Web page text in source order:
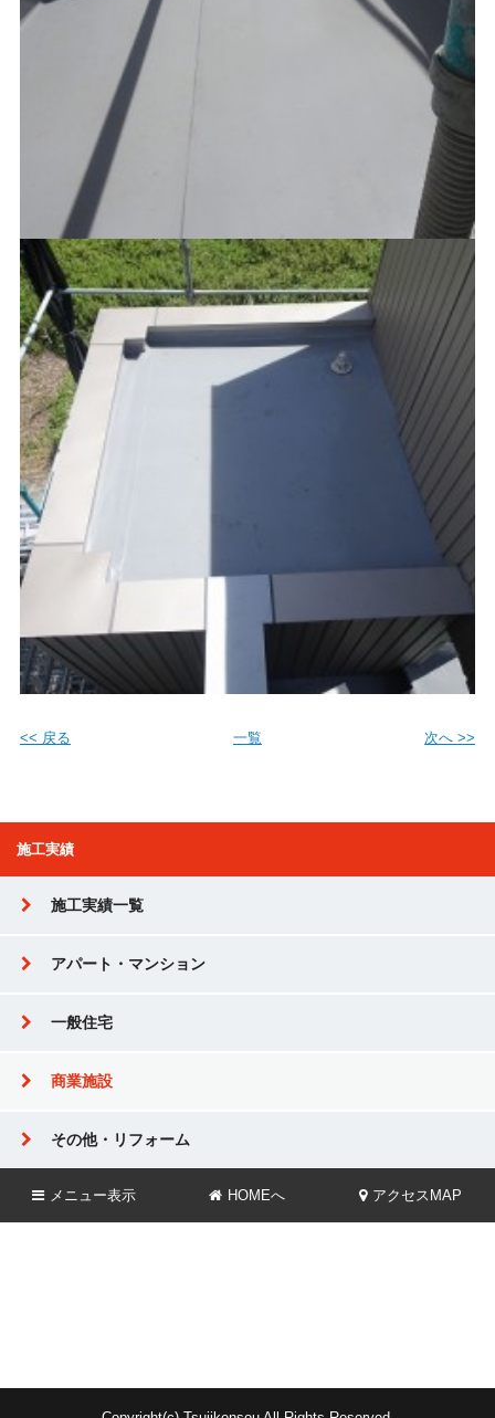
<< 戻る 一覧 次へ >>
施工実績
施工実績一覧
アパート・マンション
一般住宅
商業施設
その他・リフォーム
メニュー表示 HOMEへ アクセスMAP